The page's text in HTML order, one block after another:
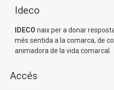
Ideco
IDECO naix per a donar
més sentida a la comarca, de
animadora de la vida comarcal.
Accés